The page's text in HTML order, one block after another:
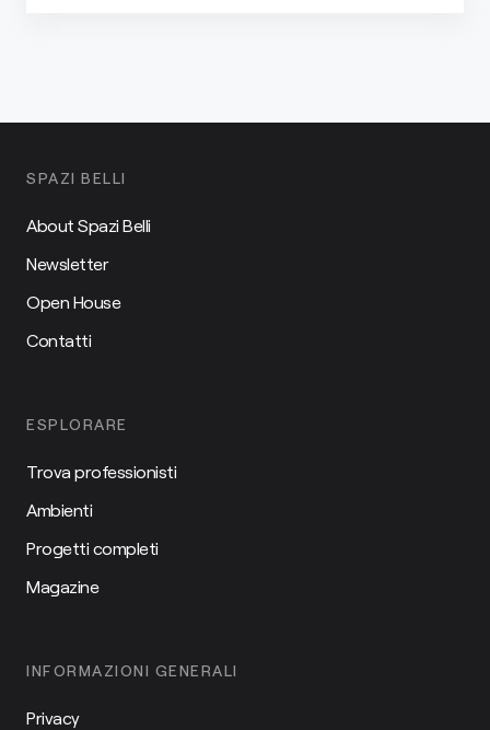
SPAZI BELLI
About Spazi Belli
Newsletter
Open House
Contatti
ESPLORARE
Trova professionisti
Ambienti
Progetti completi
Magazine
INFORMAZIONI GENERALI
Privacy